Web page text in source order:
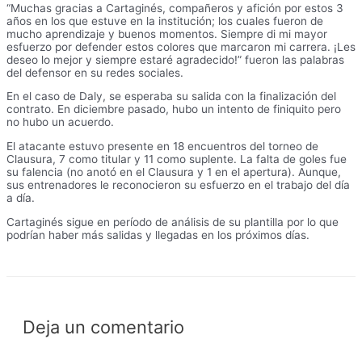
“Muchas gracias a Cartaginés, compañeros y afición por estos 3
años en los que estuve en la institución; los cuales fueron de
mucho aprendizaje y buenos momentos. Siempre di mi mayor
esfuerzo por defender estos colores que marcaron mi carrera. ¡Les
deseo lo mejor y siempre estaré agradecido!” fueron las palabras
del defensor en su redes sociales.
En el caso de Daly, se esperaba su salida con la finalización del
contrato. En diciembre pasado, hubo un intento de finiquito pero
no hubo un acuerdo.
El atacante estuvo presente en 18 encuentros del torneo de
Clausura, 7 como titular y 11 como suplente. La falta de goles fue
su falencia (no anotó en el Clausura y 1 en el apertura). Aunque,
sus entrenadores le reconocieron su esfuerzo en el trabajo del día
a día.
Cartaginés sigue en período de análisis de su plantilla por lo que
podrían haber más salidas y llegadas en los próximos días.
Deja un comentario